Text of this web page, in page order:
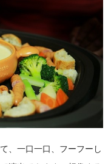
、一口一口、フーフーし